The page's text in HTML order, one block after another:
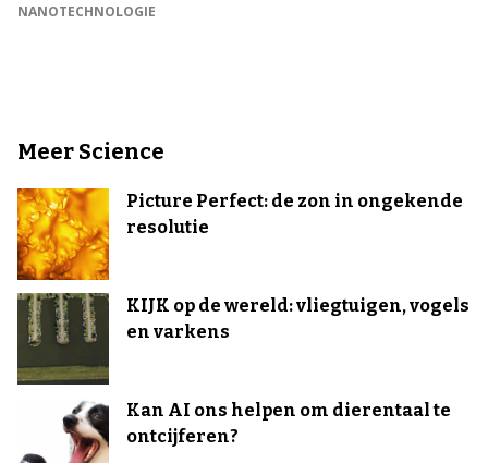
NANOTECHNOLOGIE
Meer Science
Picture Perfect: de zon in ongekende
resolutie
KIJK op de wereld: vliegtuigen, vogels
en varkens
Kan AI ons helpen om dierentaal te
ontcijferen?